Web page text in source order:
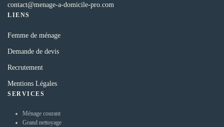
contact@menage-a-domicile-pro.com
LIENS
Femme de ménage
Demande de devis
Recrutement
Mentions Légales
SERVICES
Ménage courant
Grand nettoyage